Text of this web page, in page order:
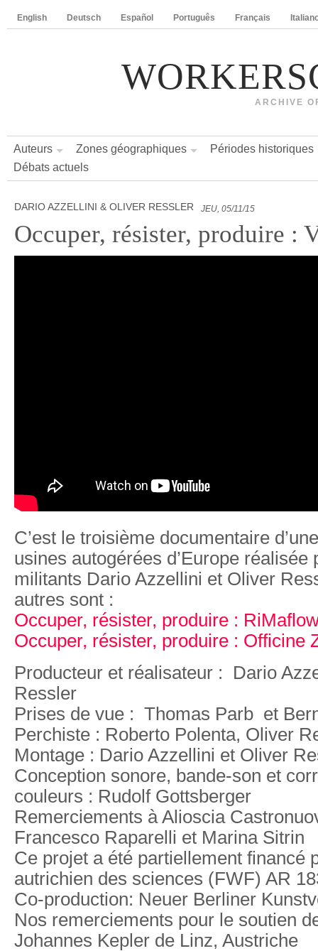
English Deutsch Español Português Français
ARCHIVE
Auteurs Zones géographiques
Périodes historiques
Débats actuels
DARIO AZZELLINI & OLIVER RESSLER JEU, 05/11/15
Occuper, résister, produire :
C’est le troisième documentaire
usines autogérées d’Europe réalisée
militants Dario Azzellini et Oliver
autres sont :
Occuper, résister, produire :
Occuper, résister, produire : Officine
Producteur et réalisateur : Dario
Ressler
Prises de vue : Thomas Parb et
Perchiste : Roberto Polenta, Oliver
Montage : Dario Azzellini et Oliver
Conception sonore, bande-son et
couleurs : Rudolf Gottsberger
Remerciements à Alioscia
Francesco Raparelli et Marina Sitrin
Ce projet a été partiellement financé
autrichien des sciences (FWF) AR
Co-production: Neuer Berliner
Nos remerciements pour le soutien
Johannes Kepler de Linz, Austriche